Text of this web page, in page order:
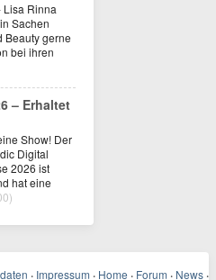
Lisa Rinna
Sachen
Beauty gerne
bei ihren
– Erhaltet
Show! Der
Digital
2026 ist
hat eine
· Impressum · Home · Forum · News ·